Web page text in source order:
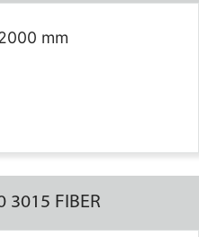
mm
3015 FIBER